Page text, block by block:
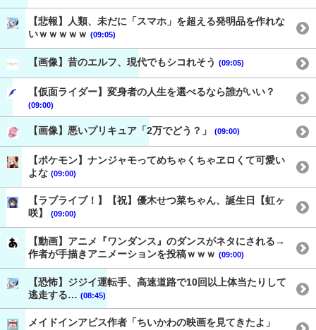
【悲報】人類、未だに「スマホ」を超える発明品を作れな
いｗｗｗｗｗ (09:05)
【画像】昔のエルフ、現代でもシコれそう (09:05)
【仮面ライダー】変身者の人生を選べるなら誰がいい？
(09:00)
【画像】悪いプリキュア「2万でどう？」 (09:00)
【ポケモン】ナンジャモってめちゃくちゃヱロくて可愛い
よな (09:00)
【ラブライブ！】【祝】優木せつ菜ちゃん、誕生日【虹ヶ
咲】
(09:00)
【動画】アニメ『ワンダンス』のダンスがネタにされる→
作者が手描きアニメーションを投稿ｗｗｗ (09:00)
【恐怖】ジジイ運転手、高速道路で10回以上体当たりして
逃走する… (08:45)
メイドインアビス作者「ちいかわの映画を見てきたよ」